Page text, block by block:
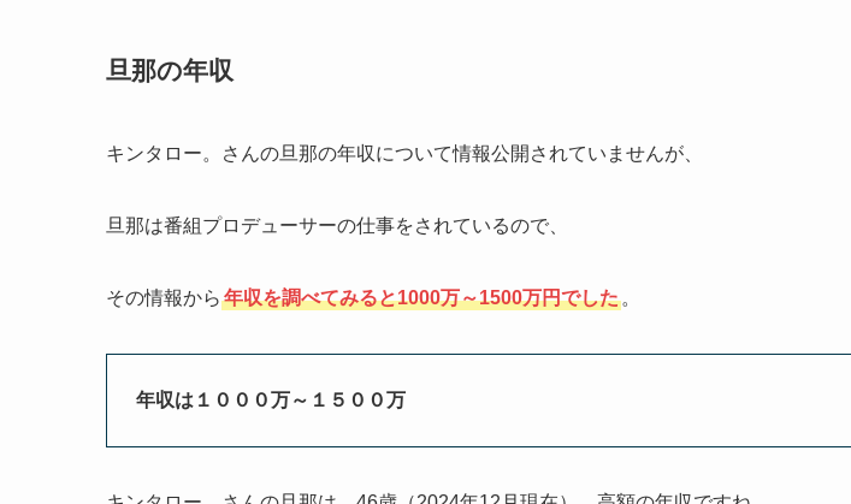
旦那の年収
キンタロー。さんの旦那の年収について情報公開されていませんが、
旦那は番組プロデューサーの仕事をされているので、
その情報から 年収を調べてみると1000万～1500万円でした 。
年収は１０００万～１５００万